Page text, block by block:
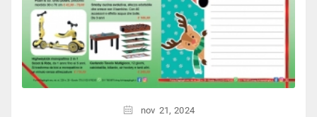
nov 21, 2024